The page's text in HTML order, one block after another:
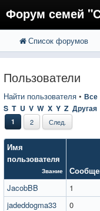
Форум семей
FAQ
Вход
Список форумов
Пользователи
Найти пользователя • Все
S T U V W X Y Z Другая
1 2 След.
Имя
пользователя
Звание
JacobBB
1
jadeddogma33
0